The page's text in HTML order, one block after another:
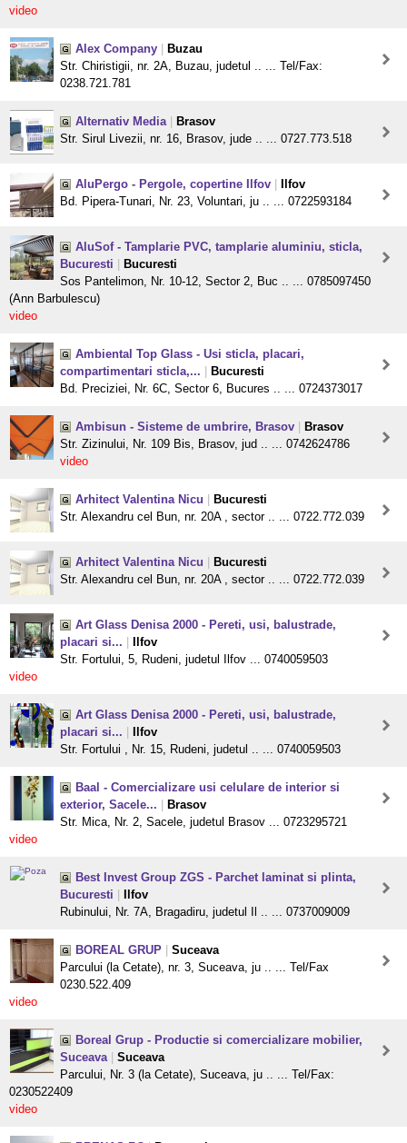
video
Alex Company
Buzau
Str. Chiristigii, nr. 2A, Buzau, judetul .. ... Tel/Fax:
0238.721.781
Alternativ Media
Brasov
Str. Sirul Livezii, nr. 16, Brasov, jude .. ... 0727.773.518
AluPergo - Pergole, copertine Ilfov
Ilfov
Bd. Pipera-Tunari, Nr. 23, Voluntari, ju .. ... 0722593184
AluSof - Tamplarie PVC, tamplarie aluminiu, sticla,
Bucuresti
Bucuresti
Sos Pantelimon, Nr. 10-12, Sector 2, Buc .. ... 0785097450
(Ann Barbulescu)
video
Ambiental Top Glass - Usi sticla, placari,
compartimentari sticla,...
Bucuresti
Bd. Preciziei, Nr. 6C, Sector 6, Bucures .. ... 0724373017
Ambisun - Sisteme de umbrire, Brasov
Brasov
Str. Zizinului, Nr. 109 Bis, Brasov, jud .. ... 0742624786
video
Arhitect Valentina Nicu
Bucuresti
Str. Alexandru cel Bun, nr. 20A , sector .. ... 0722.772.039
Arhitect Valentina Nicu
Bucuresti
Str. Alexandru cel Bun, nr. 20A , sector .. ... 0722.772.039
Art Glass Denisa 2000 - Pereti, usi, balustrade,
placari si...
Ilfov
Str. Fortului, 5, Rudeni, judetul Ilfov ... 0740059503
video
Art Glass Denisa 2000 - Pereti, usi, balustrade,
placari si...
Ilfov
Str. Fortului , Nr. 15, Rudeni, judetul .. ... 0740059503
Baal - Comercializare usi celulare de interior si
exterior, Sacele...
Brasov
Str. Mica, Nr. 2, Sacele, judetul Brasov ... 0723295721
video
Best Invest Group ZGS - Parchet laminat si plinta,
Bucuresti
Ilfov
Rubinului, Nr. 7A, Bragadiru, judetul Il .. ... 0737009009
BOREAL GRUP
Suceava
Parcului (la Cetate), nr. 3, Suceava, ju .. ... Tel/Fax
0230.522.409
video
Boreal Grup - Productie si comercializare mobilier,
Suceava
Suceava
Parcului, Nr. 3 (la Cetate), Suceava, ju .. ... Tel/Fax:
0230522409
video